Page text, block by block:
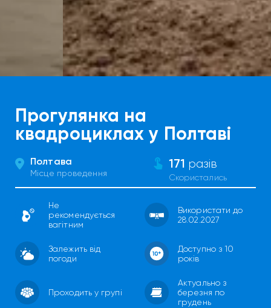
Прогулянка на
квадроциклах у Полтаві
Полтава
Місце проведення
171 разів
Скористались
Не
рекомендується
вагітним
Використати до
28.02.2027
Залежить від
погоди
Доступно з 10
років
Проходить у групі
Актуально з
березня по
грудень